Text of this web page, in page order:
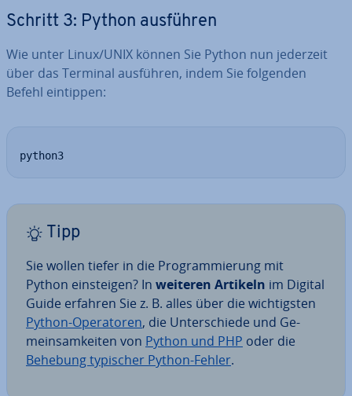
Schritt 3: Python ausführen
Wie unter Linux/UNIX können Sie Python nun jederzeit
über das Terminal ausführen, indem Sie folgenden
Befehl eintippen:
python3
Tipp
Sie wollen tiefer in die Pro­gram­mie­rung mit
Python ein­stei­gen? In weiteren Artikeln im Digital
Guide erfahren Sie z. B. alles über die wich­tigs­ten
Python-Ope­ra­to­ren, die Un­ter­schie­de und Ge­
mein­sam­kei­ten von Python und PHP oder die
Behebung typischer Python-Fehler.